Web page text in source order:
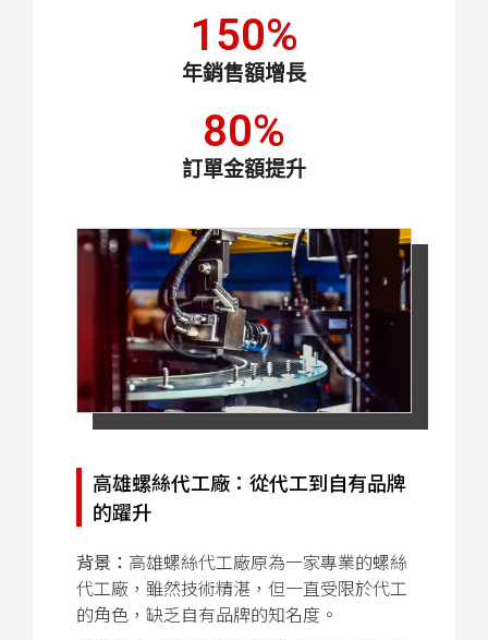
年銷售額增長
150%
訂單金額提升
80%
高雄螺絲代工廠：從代工到自有品牌
的躍升
背景： 高雄螺絲代工廠原為一家專業的螺絲
代工廠，雖然技術精湛，但一直受限於代工
的角色，缺乏自有品牌的知名度。